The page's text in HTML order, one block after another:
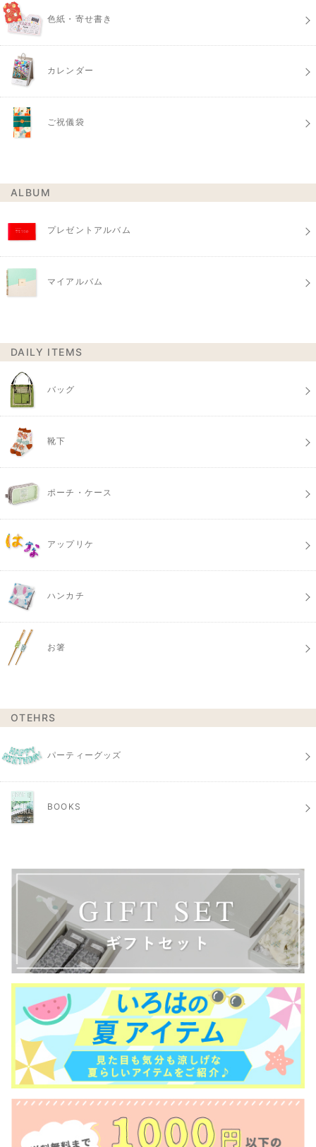
色紙・寄せ書き
カレンダー
ご祝儀袋
ALBUM
プレゼントアルバム
マイアルバム
DAILY ITEMS
バッグ
靴下
ポーチ・ケース
アップリケ
ハンカチ
お箸
OTEHRS
パーティーグッズ
BOOKS